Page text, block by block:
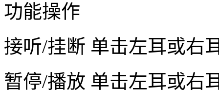
功能操作
接听/挂断 单击左耳或右
暂停/播放 单击左耳或右